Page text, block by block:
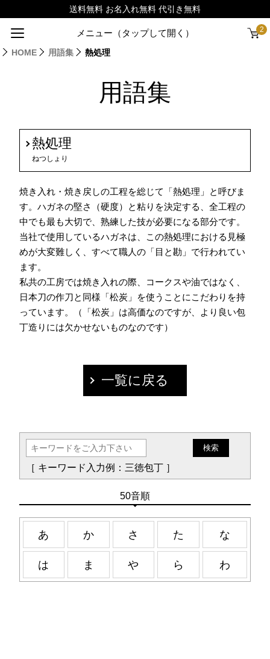
メニュー（タップして開く） 2
HOME 用語集 熱処理
用語集
［ キーワード入力例：三徳包丁 ］
50音順
あ か さ た な
は ま や ら わ
熱処理
ねつしょり
焼き入れ・焼き戻しの工程を総じて「熱処理」と呼びま
す。ハガネの堅さ（硬度）と粘りを決定する、全工程の
中でも最も大切で、熟練した技が必要になる部分です。
当社で使用しているハガネは、この熱処理における見極
めが大変難しく、すべて職人の「目と勘」で行われてい
ます。
私共の工房では焼き入れの際、コークスや油ではなく、
日本刀の作刀と同様「松炭」を使うことにこだわりを持
っています。（「松炭」は高価なのですが、より良い包
丁造りには欠かせないものなのです）
一覧に戻る